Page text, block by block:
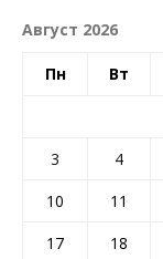
Август 2026
Пн Вт
3
4
10
11
17
18